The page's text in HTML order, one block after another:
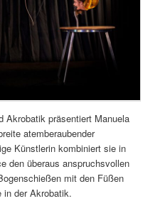
Akrobatik präsentiert Manuela
atemberaubender
Künstlerin kombiniert sie in
den überaus anspruchsvollen
mit den Füßen
der Akrobatik.